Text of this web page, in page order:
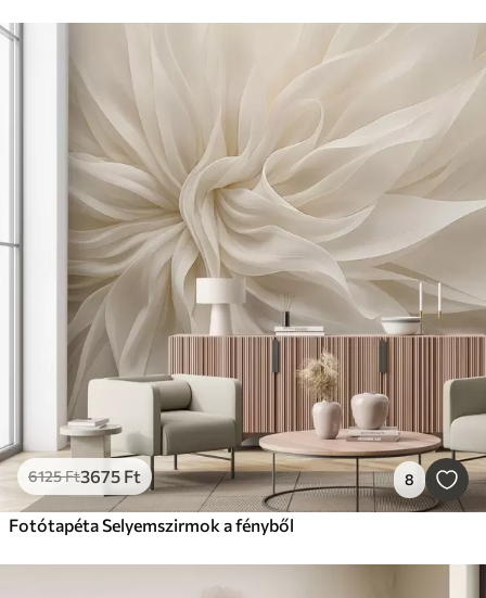
6125Ft3675 Ft 8
Fotótapéta Selyemszirmok a fényből